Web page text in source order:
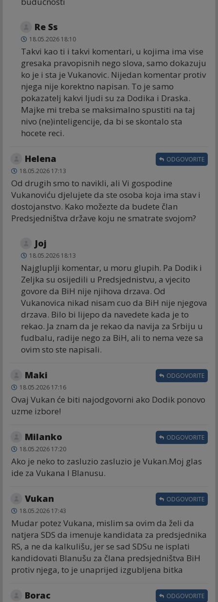
Re Ss
18.05.2026 18:10
Takvi kao ti i takvi komentari, u kojima ima vise
gresaka pravopisnih nego slova, samo dokazuju
ko je i sta je Vukanovic. Nijedan komentar protiv
njega nije korektno napisan. To je samo
pokazatelj kakvi ljudi su za Dodika i Draska.
Majke mi treba se maksimalno spustiti na taj
nivo (ne)inteligencije, da bi se skontalo sta
hocete reci.
Helena
18.05.2026 17:13
Od drugih smo to navikli, ali Vi gospodine
Vukanoviću djelujete da ste osoba koja ima stav i
dostojanstvo. Kako možezte da budete član
Predsjedništva države koju ne smatrate svojom?
ODGOVORITE
Joj
18.05.2026 18:13
Najgluplji komentar, u moru glupih. Pa Dodik i
Zeljka su osijedili u Predsjednistvu, a vjecito
govore da BiH nije njihova drzava. Od
Vukanovica nikad nisam cuo da BiH nije njegova
drzava. Bilo bi lijepo da navedete kada je to
rekao. Ja znam da je rekao da navija za Srbiju u
fudbalu, radije nego za BiH, ali to nema veze sa
ovim sto ste napisali.
Maki
18.05.2026 17:16
Ovaj Vukan će biti najodgovorni ako Dodik ponovo
uzme izbore!
ODGOVORITE
Milanko
18.05.2026 17:20
Ako je neko to zasluzio zasluzio je Vukan.Moj glas
ide za Vukana I Blanusu.
ODGOVORITE
Vukan
18.05.2026 17:43
Mudar potez Vukana, mislim sa ovim da želi da
natjera SDS da imenuje kandidata za predsjednika
RS, a ne da kalkulišu, jer se sad SDSu ne isplati
kandidovati Blanušu za člana predsjedništva BiH
protiv njega, to je unaprijed izgubljena bitka
ODGOVORITE
Borac ODGOVORITE